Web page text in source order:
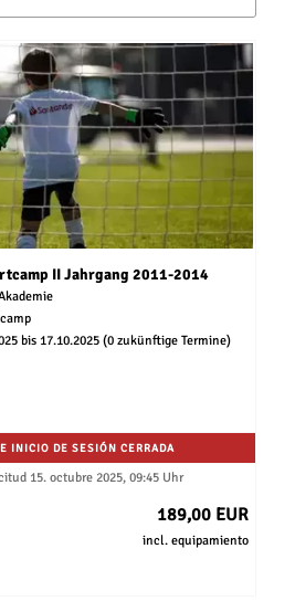
II Jahrgang 2011-2014
bis 17.10.2025 (0 zukünftige Termine)
INICIO DE SESIÓN CERRADA
15. octubre 2025, 09:45 Uhr
189,00 EUR
incl. equipamiento